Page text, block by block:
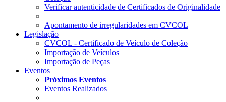
Verificar autenticidade de Certificados de Originalidade
Apontamento de irregularidades em CVCOL
Legislação
CVCOL - Certificado de Veículo de Coleção
Importação de Veículos
Importação de Peças
Eventos
Próximos Eventos
Eventos Realizados